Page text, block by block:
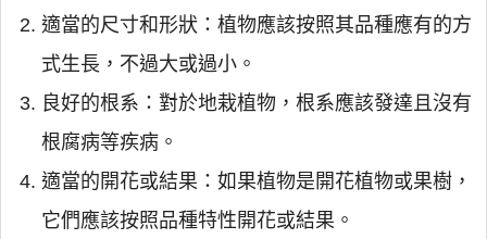
適當的尺寸和形狀：植物應該按照其品種應有的方
式生長，不過大或過小。
良好的根系：對於地栽植物，根系應該發達且沒有
根腐病等疾病。
適當的開花或結果：如果植物是開花植物或果樹，
它們應該按照品種特性開花或結果。